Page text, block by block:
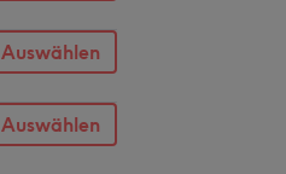
Auswählen
Auswählen